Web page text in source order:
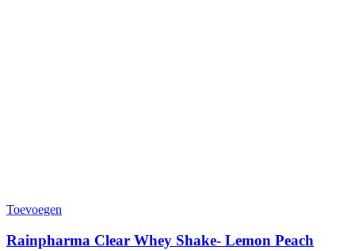
Toevoegen
Rainpharma Clear Whey Shake- Lemon Peach